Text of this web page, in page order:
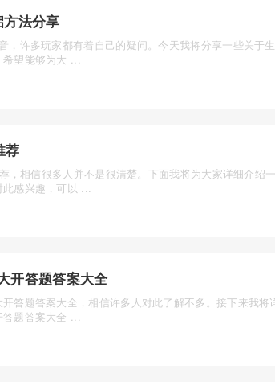
法分享
，许多玩家都有着自己的疑问。今天我将分享一些关于
希望能够为大 ...
荐
，相信很多人并不是很清楚。下面我将为大家详细介绍
感兴趣，可以 ...
开答题答案大全
答题答案大全，相信许多人对此了解不多。接下来我将
题答案大全 ...